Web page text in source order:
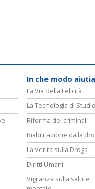
In che modo
La Via della Felicità
La Tecnologia di Studio
Riforma dei criminali
Riabilitazione dalla
La Verità sulla Droga
Diritti Umani
Vigilanza sulla salute